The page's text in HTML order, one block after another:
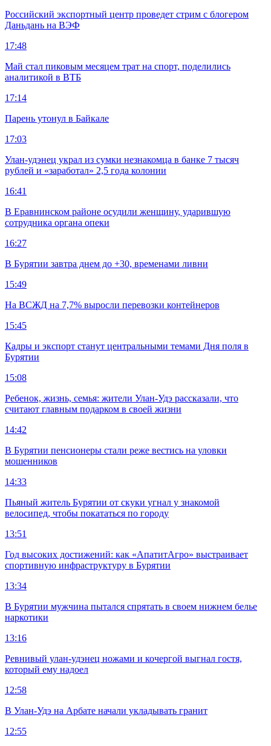
Российский экспортный центр проведет стрим с блогером
Даньдань на ВЭФ
17:48
Май стал пиковым месяцем трат на спорт, поделились
аналитикой в ВТБ
17:14
Парень утонул в Байкале
17:03
Улан-удэнец украл из сумки незнакомца в банке 7 тысяч
рублей и «заработал» 2,5 года колонии
16:41
В Еравнинском районе осудили женщину, ударившую
сотрудника органа опеки
16:27
В Бурятии завтра днем до +30, временами ливни
15:49
На ВСЖД на 7,7% выросли перевозки контейнеров
15:45
Кадры и экспорт станут центральными темами Дня поля в
Бурятии
15:08
Ребенок, жизнь, семья: жители Улан-Удэ рассказали, что
считают главным подарком в своей жизни
14:42
В Бурятии пенсионеры стали реже вестись на уловки
мошенников
14:33
Пьяный житель Бурятии от скуки угнал у знакомой
велосипед, чтобы покататься по городу
13:51
Год высоких достижений: как «АпатитАгро» выстраивает
спортивную инфраструктуру в Бурятии
13:34
В Бурятии мужчина пытался спрятать в своем нижнем белье
наркотики
13:16
Ревнивый улан-удэнец ножами и кочергой выгнал гостя,
который ему надоел
12:58
В Улан-Удэ на Арбате начали укладывать гранит
12:55